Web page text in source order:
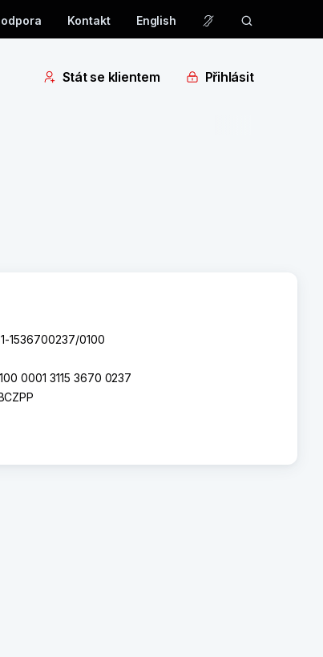
Kontakt English
Stát se klientem Přihlásit
1536700237/0100
0001 3115 3670 0237